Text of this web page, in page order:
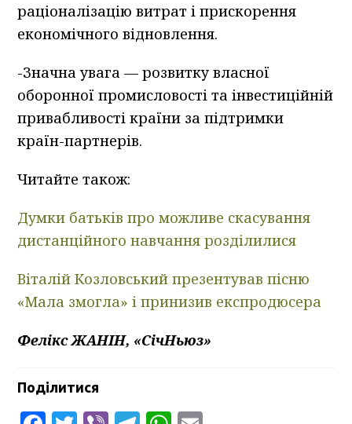
раціоналізацію витрат і прискорення
економічного відновлення.
-Значна увага — розвитку власної
оборонної промисловості та інвестиційній
привабливості країни за підтримки
країн-партнерів.
Читайте також:
Думки батьків про можливе скасування
дистанційного навчання розділилися
Віталій Козловський презентував пісню
«Мала змогла» і принизив експродюсера
Фелікс ЖАНІН, «СічНьюз»
Поділитися